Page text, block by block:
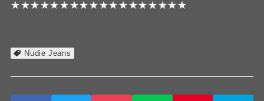
★★★★★★★★★★★★★★★★★★
Nudie Jeans